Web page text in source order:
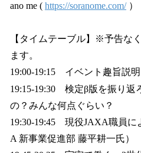
ano me ( https://soranome.com/）
【タイムテーブル】※予告な
ます。
19:00-19:15 イベント趣旨説
19:15-19:30 検定β版を振り返
の？みんな何点ぐらい？
19:30-19:45 現役JAXA職員に
A 新事業促進部 藤平耕一氏）